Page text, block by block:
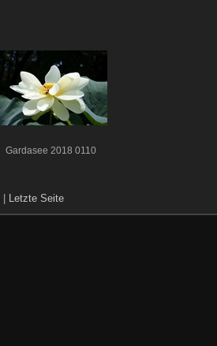
Gardasee 2018 0110
Letzte Seite